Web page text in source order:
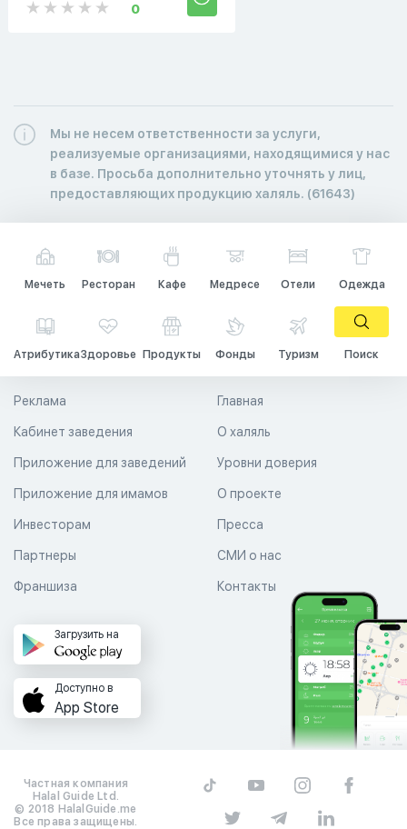
0
Мы не несем ответственности за услуги,
реализуемые организациями, находящимися у нас
в базе. Просьба дополнительно уточнять у лиц,
предоставляющих продукцию халяль. (61643)
Мечеть Ресторан Кафе Медресе Отели Одежда
АтрибутикаЗдоровье Продукты Фонды Туризм Поиск
Главная
О халяль
Уровни доверия
Реклама
Кабинет заведения
Приложение для заведений
Приложение для имамов О проекте
Пресса
СМИ о нас
Контакты
Инвесторам
Партнеры
Франшиза
Загрузить на
Доступно в
App Store
Частная компания
Halal Guide Ltd.
© 2018 HalalGuide.me
Все права защищены.